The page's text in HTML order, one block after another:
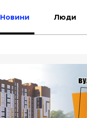
Новини Люди